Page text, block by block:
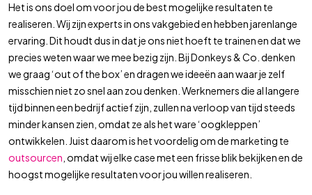
Het is ons doel om voor jou de best mogelijke resultaten te
realiseren. Wij zijn experts in ons vakgebied en hebben jarenlange
ervaring. Dit houdt dus in dat je ons niet hoeft te trainen en dat we
precies weten waar we mee bezig zijn. Bij Donkeys & Co. denken
we graag ‘out of the box’ en dragen we ideeën aan waar je zelf
misschien niet zo snel aan zou denken. Werknemers die al langere
tijd binnen een bedrijf actief zijn, zullen na verloop van tijd steeds
minder kansen zien, omdat ze als het ware ‘oogkleppen’
ontwikkelen. Juist daarom is het voordelig om de marketing te
outsourcen , omdat wij elke case met een frisse blik bekijken en de
hoogst mogelijke resultaten voor jou willen realiseren.